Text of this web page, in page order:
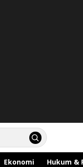
Ekonomi Hukum &